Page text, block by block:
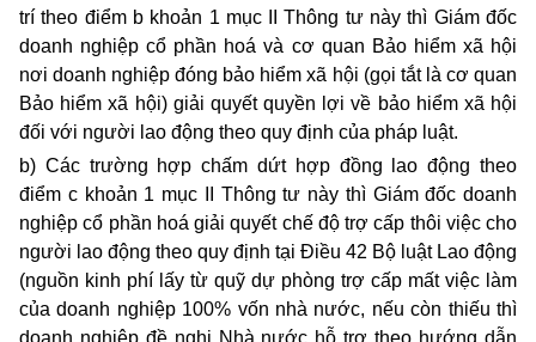
trí theo điểm b khoản 1 mục II Thông tư này thì Giám đốc
doanh nghiệp cổ phần hoá và cơ quan Bảo hiểm xã hội
nơi doanh nghiệp đóng bảo hiểm xã hội (gọi tắt là cơ quan
Bảo hiểm xã hội) giải quyết quyền lợi về bảo hiểm xã hội
đối với người lao động theo quy định của pháp luật.
b) Các trường hợp chấm dứt hợp đồng lao động theo
điểm c khoản 1 mục II Thông tư này thì Giám đốc doanh
nghiệp cổ phần hoá giải quyết chế độ trợ cấp thôi việc cho
người lao động theo quy định tại Điều 42 Bộ luật Lao động
(nguồn kinh phí lấy từ quỹ dự phòng trợ cấp mất việc làm
của doanh nghiệp 100% vốn nhà nước, nếu còn thiếu thì
doanh nghiệp đề nghị Nhà nước hỗ trợ theo hướng dẫn